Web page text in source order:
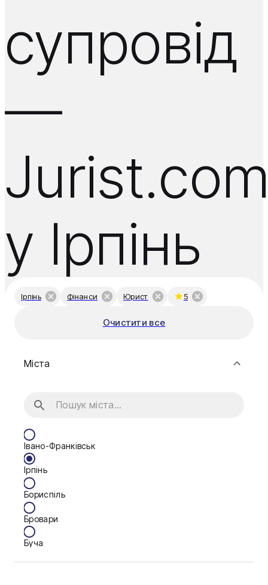
супровід
—
у Ірпінь
Ірпінь Фінанси Юрист 5
Очистити все
Міста
Івано-Франківськ
Ірпінь
Бориспіль
Бровари
Буча